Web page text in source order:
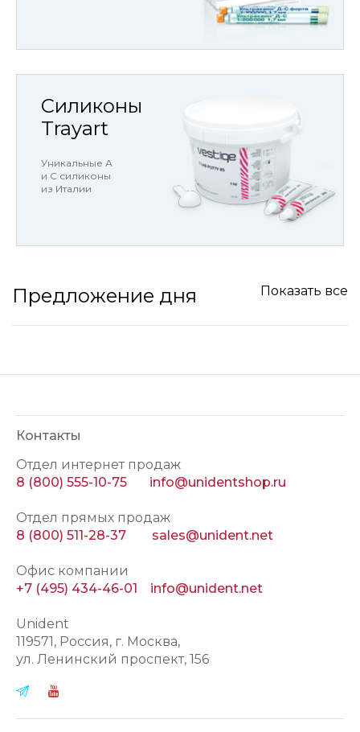
Силиконы
Trayart
Уникальные А
и С силиконы
из Италии
Предложение дня Показать все
Контакты
Отдел интернет продаж
8 (800) 555-10-75
info@unidentshop.ru
Отдел прямых продаж
8 (800) 511-28-37
sales@unident.net
Офис компании
+7 (495) 434-46-01
info@unident.net
Unident
119571, Россия, г. Москва,
ул. Ленинский проспект, 156